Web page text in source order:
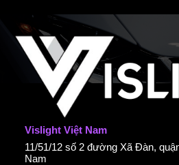
Vislight Việt Nam
11/51/12 số 2 đường Xã Đàn,
Nam